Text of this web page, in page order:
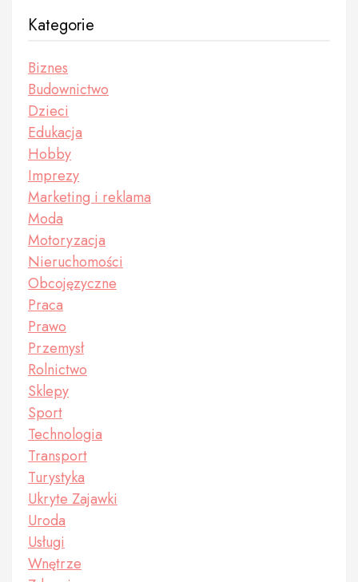
Kategorie
Biznes
Budownictwo
Dzieci
Edukacja
Hobby
Imprezy
Marketing i reklama
Moda
Motoryzacja
Nieruchomości
Obcojęzyczne
Praca
Prawo
Przemysł
Rolnictwo
Sklepy
Sport
Technologia
Transport
Turystyka
Ukryte Zajawki
Uroda
Usługi
Wnętrze